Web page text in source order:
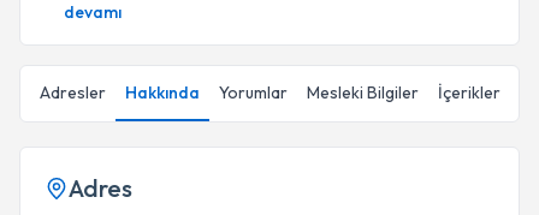
devamı
Adresler Hakkında Yorumlar Mesleki Bilgiler İçerikler
Adres